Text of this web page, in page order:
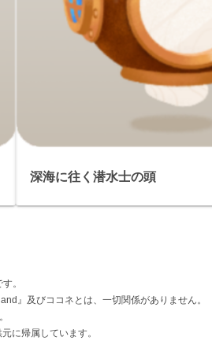
深海に往く潜水士の頭
。
』及びココネとは、一切関係がありません。
に帰属しています。